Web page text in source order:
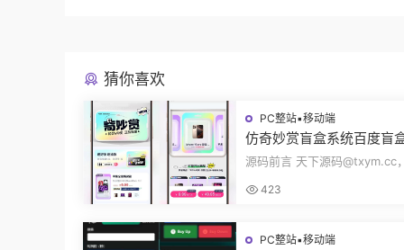
猜你喜欢
PC整站▪移动端
仿奇妙赏盲盒系统百度盲
页面抽奖开盒奖品展示概
源码前言 天下源码@txym.cc
无限回调，...
423
PC整站▪移动端